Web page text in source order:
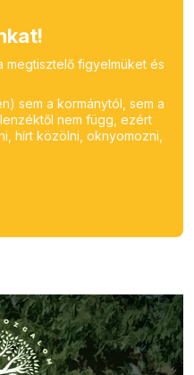
megtisztelő figyelmüket és
sem a kormánytól, sem a
nem függ, ezért
hírt közölni, oknyomozni,